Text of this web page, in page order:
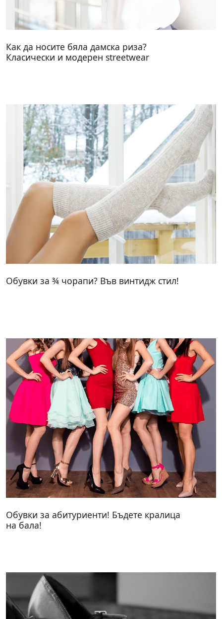
Как да носите бяла дамска риза?
Класически и модерен streetwear
Обувки за ¾ чорапи? Във винтидж стил!
Обувки за абитуриенти! Бъдете кралица
на бала!